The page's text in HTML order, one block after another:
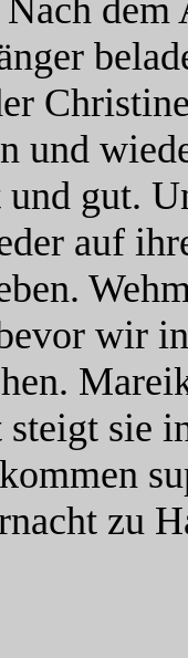
dem
und
gut.
auf
wir
sie
zu